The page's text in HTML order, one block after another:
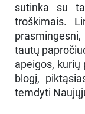
sutinka su
troškimais.
tautų
apeigos, kurių
blogį,
temdyti